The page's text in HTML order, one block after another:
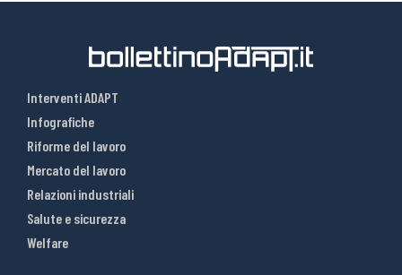
Interventi ADAPT
Infografiche
Riforme del lavoro
Mercato del lavoro
Relazioni industriali
Salute e sicurezza
Welfare